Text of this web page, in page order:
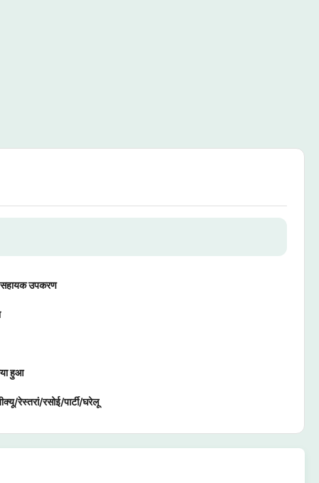
सहायक उपकरण
हुआ
रेस्तरां/रसोई/पार्टी/घरेलू